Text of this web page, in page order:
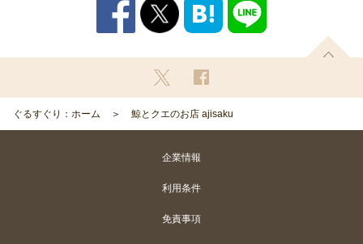
ぐるすぐり：ホーム 鯨とクエのお店 ajisaku
企業情報
利用条件
免責事項